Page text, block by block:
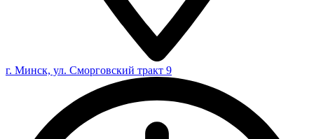
г. Минск, ул. Сморговский тракт 9